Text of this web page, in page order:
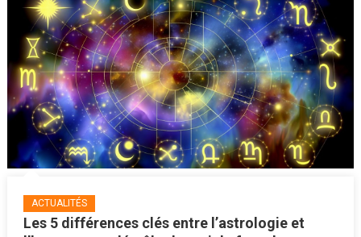
ACTUALITÉS
Les 5 différences clés entre l’astrologie et